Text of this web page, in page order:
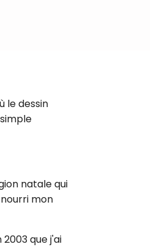
le dessin
natale qui
mon
que j'ai